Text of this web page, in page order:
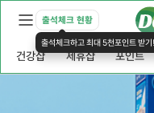
출석체크 현황
출석체크하고 최대 5천포인트 받기!
건강샵 제휴샵 포인트